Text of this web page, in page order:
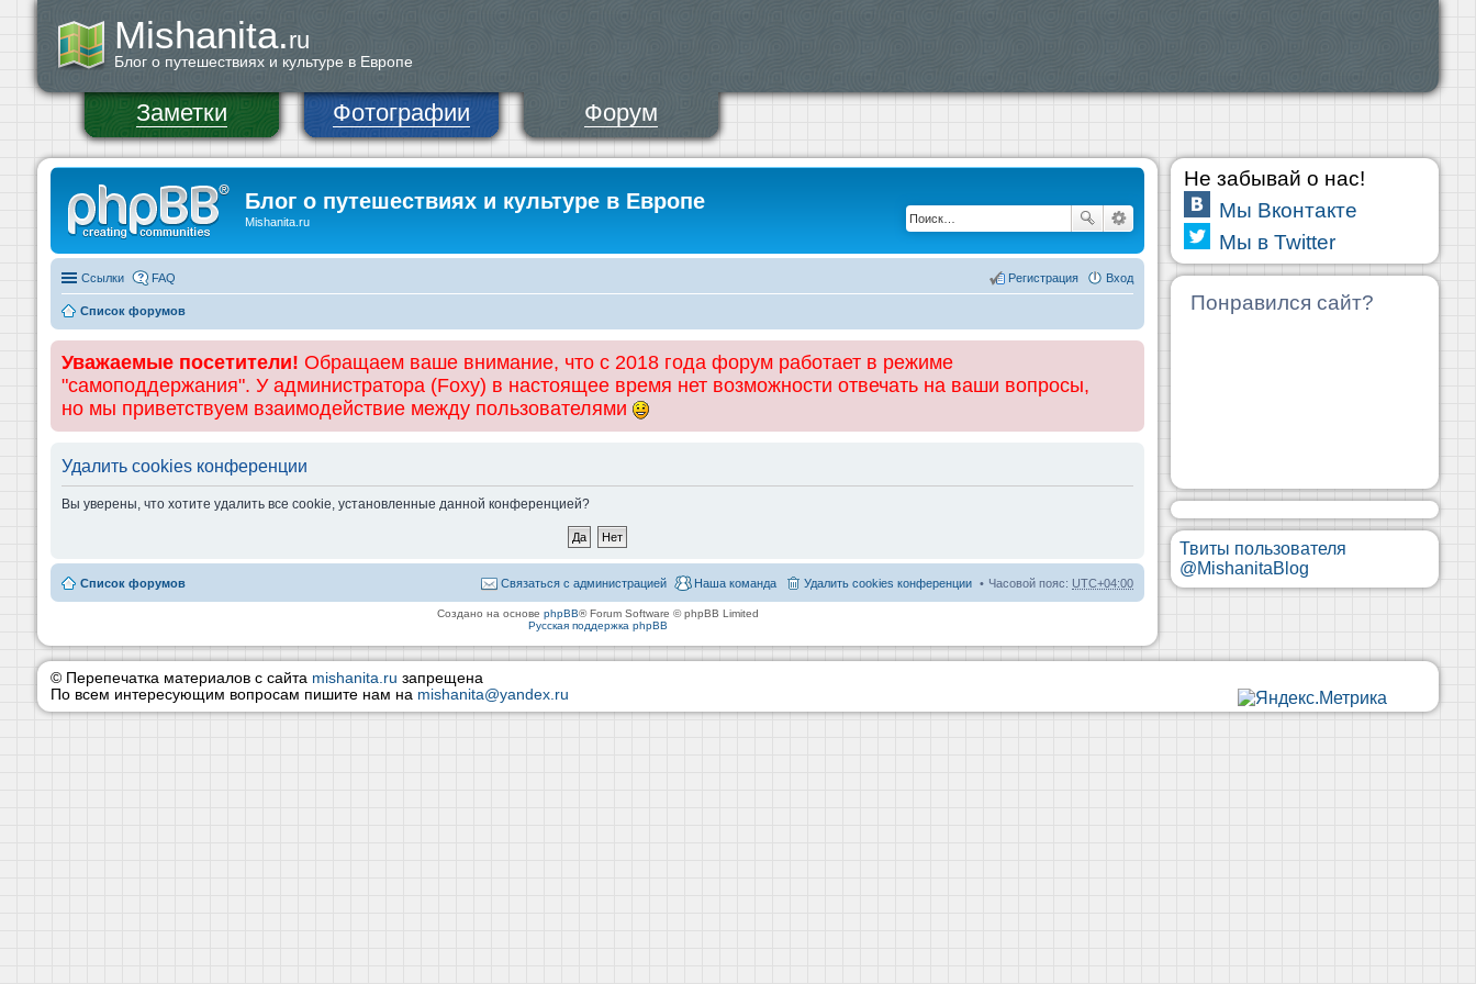
Mishanita.ru
Блог о путешествиях и культуре в Европе
Заметки Фотографии Форум
Блог о путешествиях и культуре в Европе
Mishanita.ru
Ссылки FAQ Вход
Регистрация
Список форумов
Уважаемые посетители! Обращаем ваше внимание, что с 2018 года форум работает в режиме
"самоподдержания". У администратора (Foxy) в настоящее время нет возможности отвечать на ваши вопросы,
но мы приветствуем взаимодействие между пользователями
Удалить cookies конференции
Вы уверены, что хотите удалить все cookie, установленные данной конференцией?
Список форумов Часовой пояс: UTC+04:00
Удалить cookies конференции
Наша команда
Связаться с администрацией
Создано на основе phpBB® Forum Software © phpBB Limited
Русская поддержка phpBB
Не забывай о нас!
Мы Вконтакте
Мы в Twitter
Понравился сайт?
Твиты пользователя
@MishanitaBlog
© Перепечатка материалов с сайта mishanita.ru запрещена
По всем интересующим вопросам пишите нам на mishanita@yandex.ru